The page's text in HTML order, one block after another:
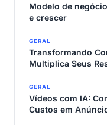
Modelo de
e crescer
GERAL
Transformando
Multiplica Seus
GERAL
Vídeos com IA:
Custos em